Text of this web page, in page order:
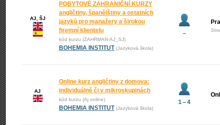
AJ, ŠJ
POBYTOVÉ ZAHRANIČNÍ KURZY
angličtiny, španělštiny a ostatních
jazyků pro manažery a širokou
firemní klientelu
kód kurzu (ZAHRMAN-AJ_SJ)
BOHEMIA INSTITUT (Jazyková škola)
–
AJ
Online kurz angličtiny z domova:
individuálně či v mikroskupinách
kód kurzu (Aj online)
BOHEMIA INSTITUT (Jazyková škola)
1 – 4